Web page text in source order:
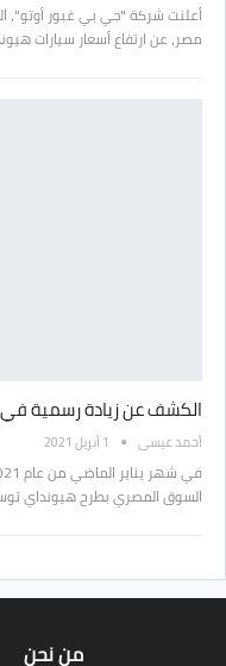
أعلنت شركة "جي بي غبور أوتو"،
مصر، عن ارتفاع أسعار سيارات
الكشف عن زيادة رسمية في سعر
أحمد عيسى 1 أبريل 2021
السوق المصري بطرح هيونداي توسان 2021
من نحن